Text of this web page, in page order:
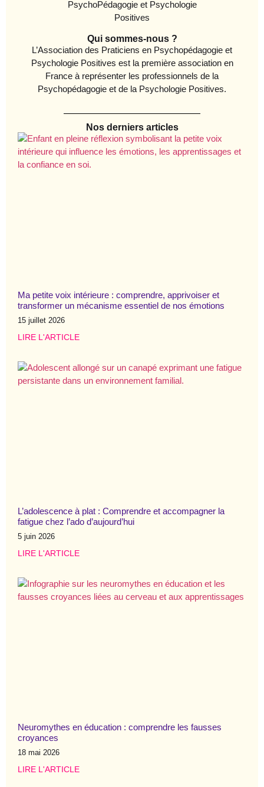
Qui sommes-nous ?
L’Association des Praticiens en Psychopédagogie et
Psychologie Positives est la première association en
France à représenter les professionnels de la
Psychopédagogie et de la Psychologie Positives.
Nos derniers articles
Ma petite voix intérieure : comprendre, apprivoiser et
transformer un mécanisme essentiel de nos émotions
15 juillet 2026
LIRE L'ARTICLE
L’adolescence à plat : Comprendre et accompagner la
fatigue chez l’ado d’aujourd’hui
5 juin 2026
LIRE L'ARTICLE
Neuromythes en éducation : comprendre les fausses
croyances
18 mai 2026
LIRE L'ARTICLE